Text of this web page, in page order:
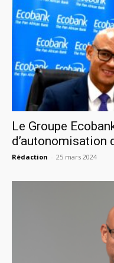
Le Groupe
d’autonomisation
Rédaction - 25 mars 2024